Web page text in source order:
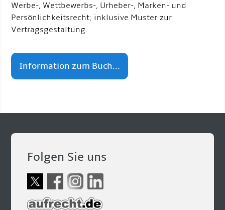
Werbe-, Wettbewerbs-, Urheber-, Marken- und
Persönlichkeitsrecht; inklusive Muster zur
Vertragsgestaltung.
Information zum Buch...
Folgen Sie uns